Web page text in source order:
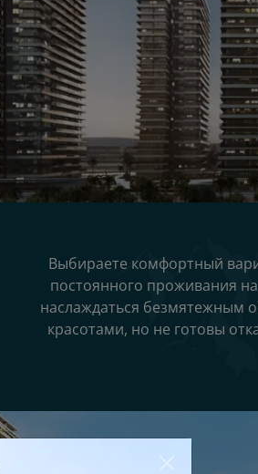
Выбираете комфортный
постоянного проживания
наслаждаться безмятежным
красотами, но не готовы